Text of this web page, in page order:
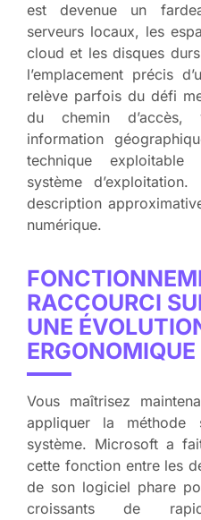
est devenue un
serveurs locaux, les
cloud et les disques
l’emplacement précis
relève parfois du défi
du chemin d’accès,
information
technique
système
description
numérique.
RACCOURCI
UNE
ERGONOMIQUE
Vous maîtrisez
appliquer la méthode
système. Microsoft a
cette fonction entre les
de son logiciel phare
croissants de